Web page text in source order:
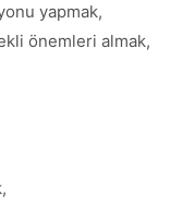
yapmak,
önemleri almak,